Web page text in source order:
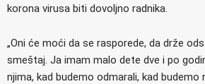
korona virusa biti dovoljno radnika.
„Oni će moći da se rasporede, da drže
smeštaj. Ja imam malo dete dve i po
njima, kad budemo odmarali, kad